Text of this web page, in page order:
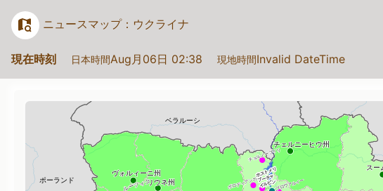
ニュースマップ：ウクライナ
現在時刻 日本時間Aug月06日 02:38 現地時間Invalid DateTime